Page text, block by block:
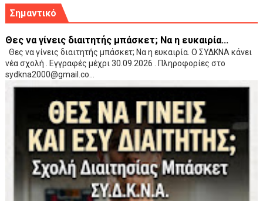
Σημαντικό
Θες να γίνεις διαιτητής μπάσκετ; Να η ευκαιρία...
Θες να γίνεις διαιτητής μπάσκετ; Να η ευκαιρία. Ο ΣΥΔΚΝΑ κάνει
νέα σχολή . Εγγραφές μέχρι 30.09.2026 . Πληροφορίες στο
sydkna2000@gmail.co...